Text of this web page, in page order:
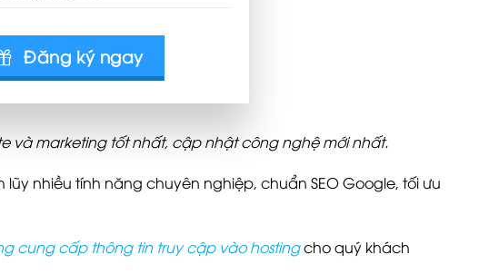
Đăng ký ngay
và marketing tốt nhất, cập nhật công nghệ mới nhất.
nhiều tính năng chuyên nghiệp, chuẩn SEO Google, tối ưu
cung cấp thông tin truy cập vào hostingcho quý khách